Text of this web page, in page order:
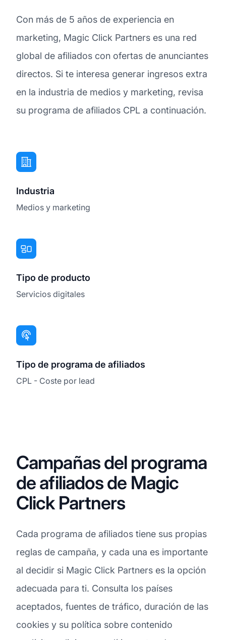
Con más de 5 años de experiencia en
marketing, Magic Click Partners es una red
global de afiliados con ofertas de anunciantes
directos. Si te interesa generar ingresos extra
en la industria de medios y marketing, revisa
su programa de afiliados CPL a continuación.
Industria
Medios y marketing
Tipo de producto
Servicios digitales
Tipo de programa de afiliados
CPL - Coste por lead
Campañas del programa
de afiliados de Magic
Click Partners
Cada programa de afiliados tiene sus propias
reglas de campaña, y cada una es importante
al decidir si Magic Click Partners es la opción
adecuada para ti. Consulta los países
aceptados, fuentes de tráfico, duración de las
cookies y su política sobre contenido